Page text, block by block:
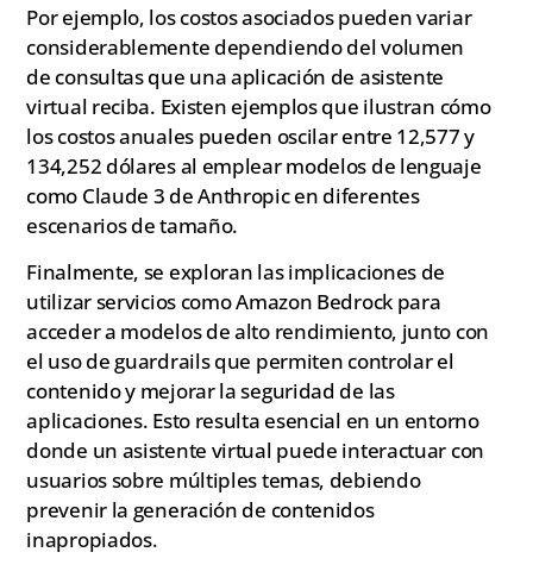
Por ejemplo, los costos asociados pueden variar
considerablemente dependiendo del volumen
de consultas que una aplicación de asistente
virtual reciba. Existen ejemplos que ilustran cómo
los costos anuales pueden oscilar entre 12,577 y
134,252 dólares al emplear modelos de lenguaje
como Claude 3 de Anthropic en diferentes
escenarios de tamaño.
Finalmente, se exploran las implicaciones de
utilizar servicios como Amazon Bedrock para
acceder a modelos de alto rendimiento, junto con
el uso de guardrails que permiten controlar el
contenido y mejorar la seguridad de las
aplicaciones. Esto resulta esencial en un entorno
donde un asistente virtual puede interactuar con
usuarios sobre múltiples temas, debiendo
prevenir la generación de contenidos
inapropiados.